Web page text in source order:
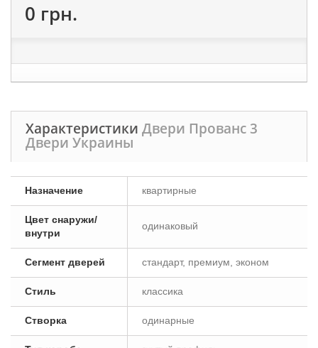
0 грн.
Характеристики Двери Прованс 3
Двери Украины
Назначение квартирные
Цвет снаружи/
внутри
одинаковый
Сегмент дверей стандарт, премиум, эконом
Стиль классика
Створка одинарные